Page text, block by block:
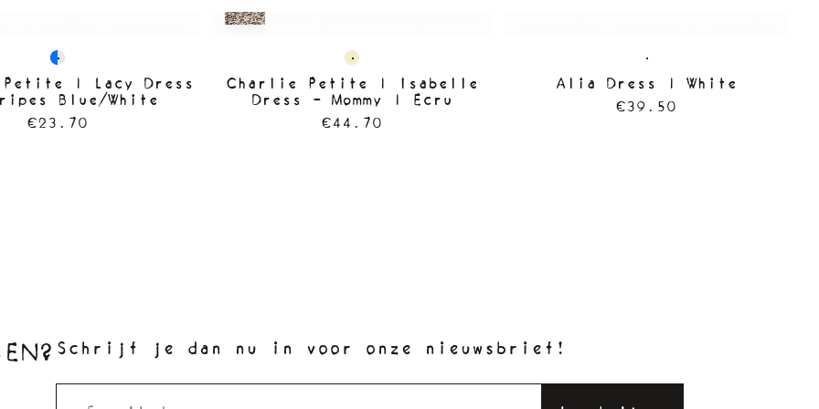
| Lacy Dress
Blue/White
€23.70
Charlie Petite | Isabelle
Dress - Mommy | Ecru
€44.70
Alia Dress | White
€39.50
Schrijf je dan nu in voor onze nieuwsbrief!